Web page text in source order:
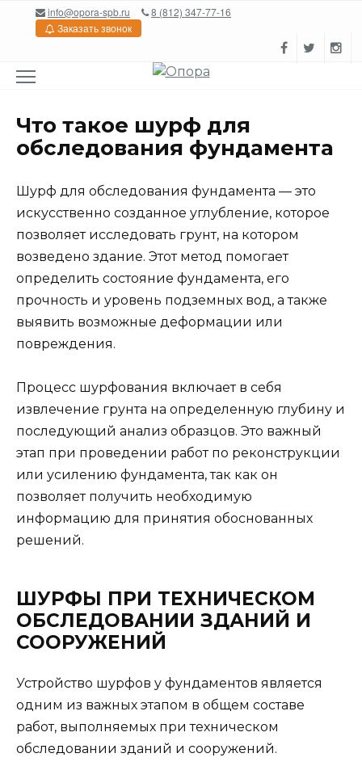
Перейтиinfo@opora-spb.ru
8 (812) 347-77-16
Заказать звонок
Что такое шурф для
обследования фундамента
Шурф для обследования фундамента — это
искусственно созданное углубление, которое
позволяет исследовать грунт, на котором
возведено здание. Этот метод помогает
определить состояние фундамента, его
прочность и уровень подземных вод, а также
выявить возможные деформации или
повреждения.
Процесс шурфования включает в себя
извлечение грунта на определенную глубину и
последующий анализ образцов. Это важный
этап при проведении работ по реконструкции
или усилению фундамента, так как он
позволяет получить необходимую
информацию для принятия обоснованных
решений.
ШУРФЫ ПРИ ТЕХНИЧЕСКОМ
ОБСЛЕДОВАНИИ ЗДАНИЙ И
СООРУЖЕНИЙ
Устройство шурфов у фундаментов является
одним из важных этапом в общем составе
работ, выполняемых при техническом
обследовании зданий и сооружений.